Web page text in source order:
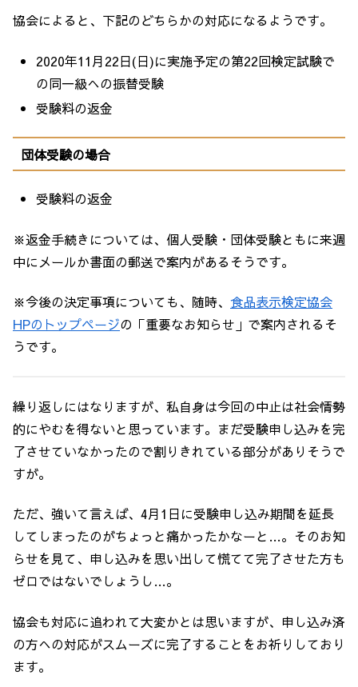
協会によると、下記のどちらかの対応になるようです。
2020年11月22日(日)に実施予定の第22回検定試験で
の同一級への振替受験
受験料の返金
団体受験の場合
受験料の返金
※返金手続きについては、個人受験・団体受験ともに来週
中にメールか書面の郵送で案内があるそうです。
※今後の決定事項についても、随時、 食品表示検定協会
HPのトップページの「重要なお知らせ」で案内されるそ
うです。
繰り返しにはなりますが、私自身は今回の中止は社会情勢
的にやむを得ないと思っています。まだ受験申し込みを完
了させていなかったので割りきれている部分がありそうで
すが。
ただ、強いて言えば、4月1日に受験申し込み期間を延長
してしまったのがちょっと痛かったかなーと…。そのお知
らせを見て、申し込みを思い出して慌てて完了させた方も
ゼロではないでしょうし…。
協会も対応に追われて大変かとは思いますが、申し込み済
の方への対応がスムーズに完了することをお祈りしており
ます。